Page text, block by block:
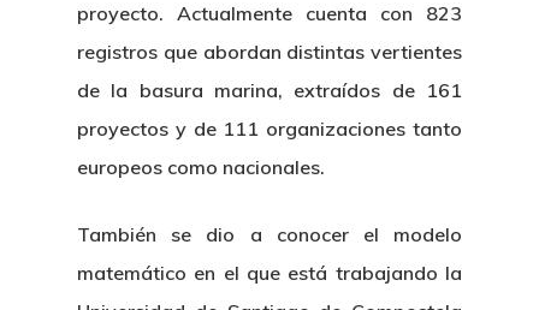
proyecto. Actualmente cuenta con 823
registros que abordan distintas vertientes
de la basura marina, extraídos de 161
proyectos y de 111 organizaciones tanto
europeos como nacionales.
También se dio a conocer el modelo
matemático en el que está trabajando la
Nosotros
Organización
Identidad Corporativa
Novedades
Proyectos
Publicaciones
Memoria
Contratación